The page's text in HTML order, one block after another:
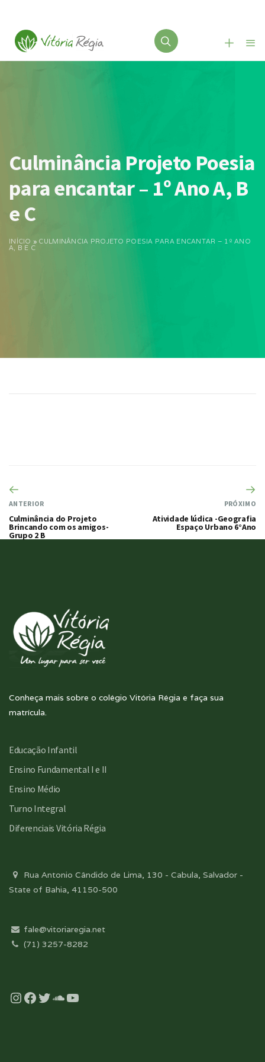
Culminância Projeto Poesia
para encantar – 1º Ano A, B
e C
INÍCIO » CULMINÂNCIA PROJETO POESIA PARA ENCANTAR – 1º ANO
A, B E C
ANTERIOR
Culminância do Projeto
Brincando com os amigos-
Grupo 2 B
PRÓXIMO
Atividade lúdica -Geografia
Espaço Urbano 6°Ano
Conheça mais sobre o colégio Vitória Régia e faça sua
matrícula.
Educação Infantil
Ensino Fundamental I e II
Ensino Médio
Turno Integral
Diferenciais Vitória Régia
Rua Antonio Cândido de Lima, 130 - Cabula, Salvador -
State of Bahia, 41150-500
fale@vitoriaregia.net
(71) 3257-8282
Instagram
Facebook
Twitter
Soundcloud
YouTube